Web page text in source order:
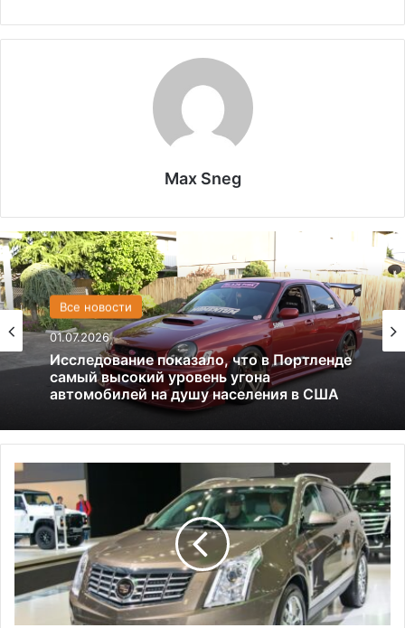
Max Sneg
Все новости
01.07.2026
автомобилей на душу населения в США
США
13.06.2025
Америка имеет огромный избыток сыра
И
н
ж
н
е
ы
C